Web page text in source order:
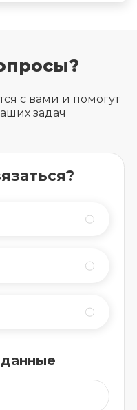
с вами и помогут
задач